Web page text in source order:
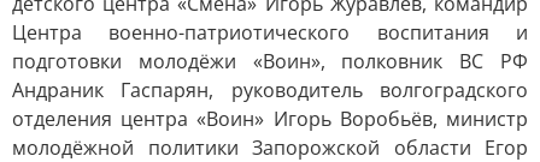
Центра военно-патриотического воспитания и
подготовки молодёжи «Воин», полковник ВС РФ
Андраник Гаспарян, руководитель волгоградского
отделения центра «Воин» Игорь Воробьёв, министр
молодёжной политики Запорожской области Егор